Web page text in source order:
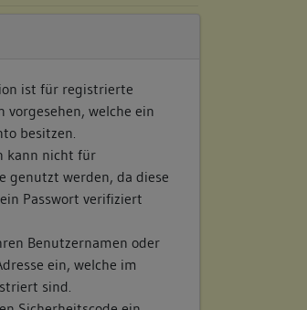
ist für registrierte
vorgesehen, welche ein
besitzen.
kann nicht für
genutzt werden, da diese
Passwort verifiziert
Benutzernamen oder
ein, welche im
sind.